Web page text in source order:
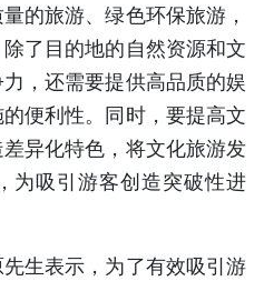
的旅游、绿色环保旅游，
了目的地的自然资源和文
，还需要提供高品质的娱
便利性。同时，要提高文
异化特色，将文化旅游发
为吸引游客创造突破性进
生表示，为了有效吸引游